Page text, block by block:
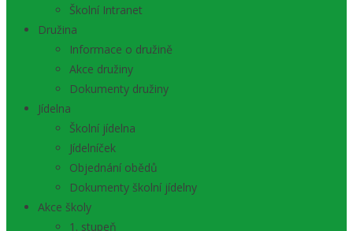
Školní Intranet
Družina
Informace o družině
Akce družiny
Dokumenty družiny
Jídelna
Školní jídelna
Jídelníček
Objednání obědů
Dokumenty školní jídelny
Akce školy
1. stupeň